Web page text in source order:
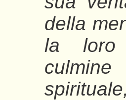
della
la loro